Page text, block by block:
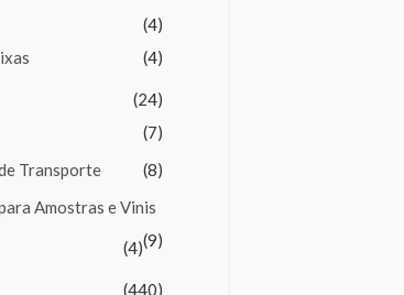
(4)
(4)
(24)
(7)
Transporte
(8)
Amostras e Vinis
(9)
(4)
(440)